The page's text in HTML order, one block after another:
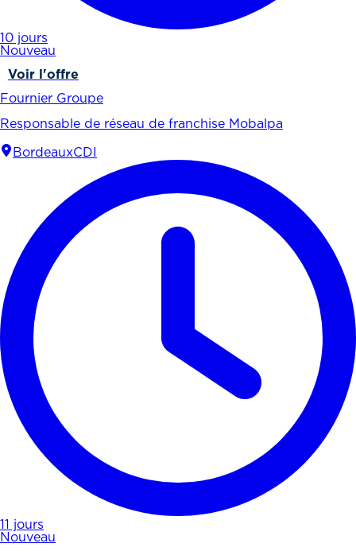
10 jours
Nouveau
Voir l'offre
Fournier Groupe
Responsable de réseau de franchise Mobalpa
BordeauxCDI
11 jours
Nouveau